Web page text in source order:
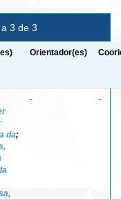
3 de 3
Orientador(es)
da;
- -